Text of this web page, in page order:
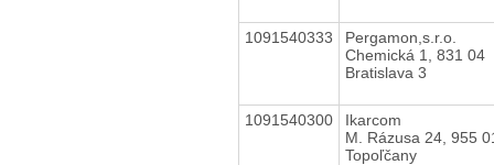
1091540333
Pergamon,s.r.o.
Chemická 1, 831 04
Bratislava 3
1091540300
Ikarcom
M. Rázusa 24, 955
Topoľčany